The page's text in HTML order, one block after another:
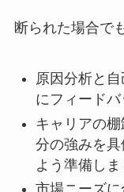
断られた場合で
原因分析と
にフィードバ
キャリアの
分の強みを
よう準備しま